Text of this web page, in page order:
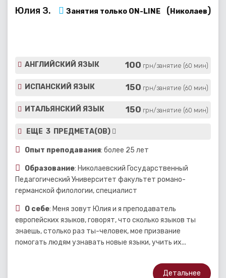
Юлия З. Занятия только ON-LINE ( Николаев)
АНГЛИЙСКИЙ ЯЗЫК 100 грн/занятие (60 мин)
ИСПАНСКИЙ ЯЗЫК 150 грн/занятие (60 мин)
ИТАЛЬЯНСКИЙ ЯЗЫК 150 грн/занятие (60 мин)
ЕЩЕ 3 ПРЕДМЕТА(ОВ)
Опыт преподавания: более 25 лет
Образование: Николаевский Государственный
Педагогический Университет факультет романо-
германской филологии, специалист
О себе: Меня зовут Юлия и я преподаватель
европейских языков, говорят, что сколько языков ты
знаешь, столько раз ты-человек, мое призвание
помогать людям узнавать новые языки, учить их...
Детальнее